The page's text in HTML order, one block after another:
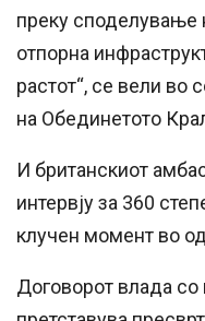
преку споделување
отпорна
растот“, се вели во
на Обединетото
И британскиот
интервју за 360
клучен момент во
Договорот влада